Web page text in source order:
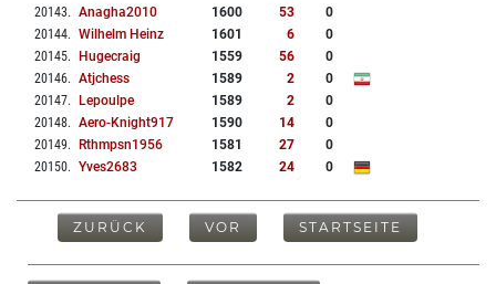
20143. Anagha2010 1600 53
0
20144. Wilhelm Heinz 1601 6
0
20145. Hugecraig 1559 56
0
20146. Atjchess 1589 2
0
20147. Lepoulpe 1589 2
0
20148. Aero-Knight917 1590 14
0
20149. Rthmpsn1956 1581 27
0
20150. Yves2683 1582 24 0
ZURÜCK VOR STARTSEITE